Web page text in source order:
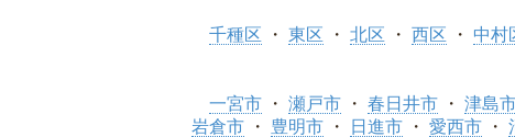
千種区
東区 北区 西区 中村
一宮市
瀬戸市 春日井市 津島
岩倉市
豊明市 日進市 愛西市